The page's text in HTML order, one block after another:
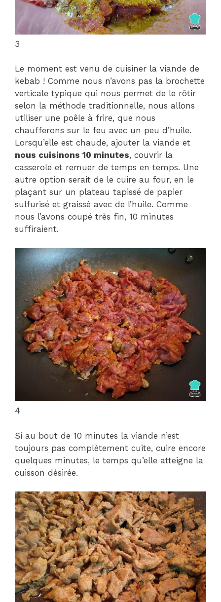
3
Le moment est venu de cuisiner la viande de
kebab ! Comme nous n’avons pas la brochette
verticale typique qui nous permet de le rôtir
selon la méthode traditionnelle, nous allons
utiliser une poêle à frire, que nous
chaufferons sur le feu avec un peu d’huile.
Lorsqu’elle est chaude, ajouter la viande et
nous cuisinons 10 minutes, couvrir la
casserole et remuer de temps en temps. Une
autre option serait de le cuire au four, en le
plaçant sur un plateau tapissé de papier
sulfurisé et graissé avec de l’huile. Comme
nous l’avons coupé très fin, 10 minutes
suffiraient.
4
Si au bout de 10 minutes la viande n’est
toujours pas complètement cuite, cuire encore
quelques minutes, le temps qu’elle atteigne la
cuisson désirée.